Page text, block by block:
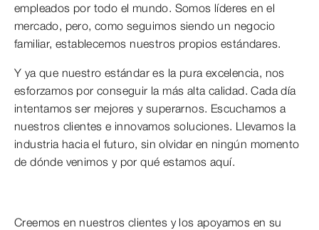
empleados por todo el mundo. Somos líderes en el
mercado, pero, como seguimos siendo un negocio
familiar, establecemos nuestros propios estándares.
Y ya que nuestro estándar es la pura excelencia, nos
esforzamos por conseguir la más alta calidad. Cada día
intentamos ser mejores y superarnos. Escuchamos a
nuestros clientes e innovamos soluciones. Llevamos la
industria hacia el futuro, sin olvidar en ningún momento
de dónde venimos y por qué estamos aquí.
Creemos en nuestros clientes y los apoyamos en su